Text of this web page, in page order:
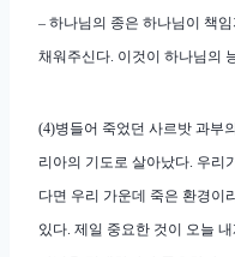
– 하나님의 종은 하나님이 책
채워주신다. 이것이 하나님의
(4)병들어 죽었던 사르밧 과부
리아의 기도로 살아났다. 우리
다면 우리 가운데 죽은 환경이
있다. 제일 중요한 것이 오늘